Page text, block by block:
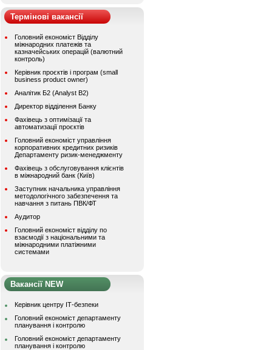
Термінові вакансії
Головний економіст Відділу
міжнародних платежів та
казначейських операцій (валютний
контроль)
Керівник проєктів і програм (small
business product owner)
Аналітик Б2 (Analyst B2)
Директор відділення Банку
Фахівець з оптимізації та
автоматизації проєктів
Головний економіст управління
корпоративних кредитних ризиків
Департаменту ризик-менеджменту
Фахівець з обслуговування клієнтів
в міжнародний банк (Київ)
Заступник начальника управління
методологічного забезпечення та
навчання з питань ПВК/ФТ
Аудитор
Головний економіст відділу по
взаємодії з національними та
міжнародними платіжними
системами
Вакансії NEW
Керівник центру ІТ-безпеки
Головний економіст департаменту
планування і контролю
Головний економіст департаменту
планування і контролю